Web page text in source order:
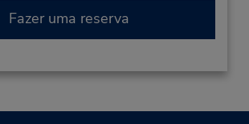
Fazer uma reserva